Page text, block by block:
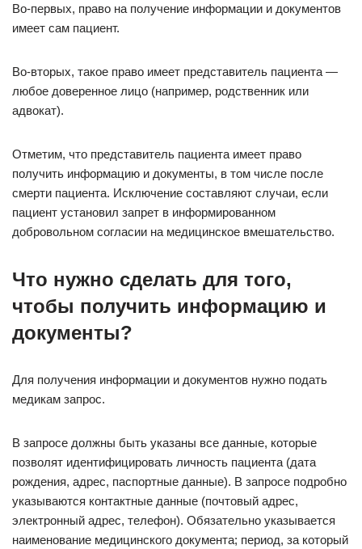
Во-первых, право на получение информации и документов
имеет сам пациент.
Во-вторых, такое право имеет представитель пациента —
любое доверенное лицо (например, родственник или
адвокат).
Отметим, что представитель пациента имеет право
получить информацию и документы, в том числе после
смерти пациента. Исключение составляют случаи, если
пациент установил запрет в информированном
добровольном согласии на медицинское вмешательство.
Что нужно сделать для того,
чтобы получить информацию и
документы?
Для получения информации и документов нужно подать
медикам запрос.
В запросе должны быть указаны все данные, которые
позволят идентифицировать личность пациента (дата
рождения, адрес, паспортные данные). В запросе подробно
указываются контактные данные (почтовый адрес,
электронный адрес, телефон). Обязательно указывается
наименование медицинского документа; период, за который